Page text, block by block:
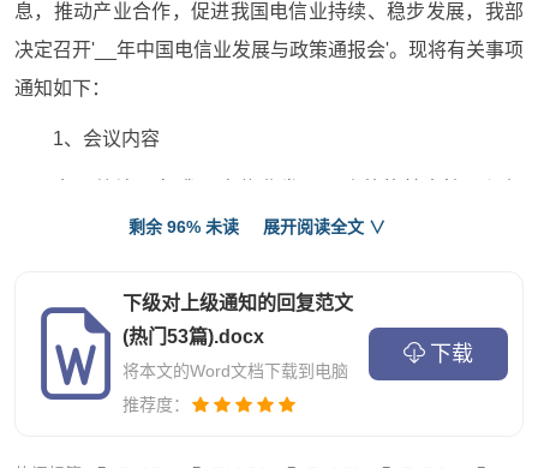
息，推动产业合作，促进我国电信业持续、稳步发展，我部
决定召开'__年中国电信业发展与政策通报会'。现将有关事项
通知如下：
1、会议内容
验，介绍__年电信发展、改革和监管工作的思路与措施。届
算司、无线电管理局等司局的领导将分专题介绍各相关领域
的工作情况；同时，各主要运营企业负责人将分别介绍本企
业__年发展状况及__年发展思路。
剩余 96% 未读 展开阅读全文 ∨
下级对上级通知的回复范文
(热门53篇).docx
将本文的Word文档下载到电脑
推荐度：
下载